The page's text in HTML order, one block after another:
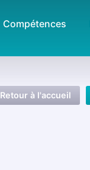
Compétences
Retour à l'accueil